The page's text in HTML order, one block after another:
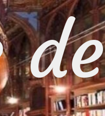
de